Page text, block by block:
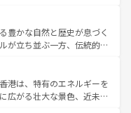
多彩な魅力を心ゆくまで味
。 なお、新着の韓国情報はコンテンツ一
。ハノイの古い町並みやホ
の建物も、独特の雰囲気を
ティの豊かさとおいしさで
トナムコーヒーなどは、ぜ
を訪れてもあたたかい人々
きっと忘れられない旅にな
豊かな自然と歴史が息づく
が立ち並ぶ一方、伝統的な
はチェンマイなどの山岳地
プーケットやクラビの美し
むことができる。タイ料理
港は、特有のエネルギーを
広がる壮大な景色、近未来